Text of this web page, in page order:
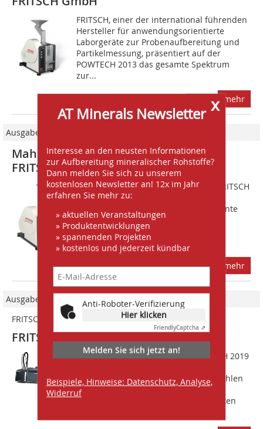
x
AT Minerals Newsletter
Interesse an den neusten Informationen
zur Aufbereitung mineralischer Rohstoffe?
Dann melden Sie sich zu unserem
kostenlosen Newsletter an! 12x im Jahr
erfahren Sie mehr zu:
» aktuellen Veranstaltungen
» Produktentwicklungen
» spannenden Projekten
» kostenlos und jederzeit kündbar
Anti-Roboter-Verifizierung
Hier klicken
FriendlyCaptcha ⇗
Melden Sie sich jetzt an!
Beispiele, Hinweise: Datenschutz, Analyse,
Widerruf
FRITSCH, einer der international führenden
Hersteller für anwendungsorientierte
Laborgeräte zur Probenaufbereitung und
Partikelmessung, präsentiert auf der
POWTECH 2013 das gesamte Spektrum
zur...
mehr
Ausgabe 09/2014
Mahlen und Messen – Neuheiten von
FRITSCH
Auf der POWTECH 2014 präsentiert FRITSCH
die neuen Modelle der Labormühlen
premium line sowie weitere interessante
Neuheiten aus dem Bereich
Partikelmessung. Im Bereich der
Zerkleinerung ist der...
mehr
Ausgabe 04/2019
FRITSCH
FRITSCH
FRITSCH präsentiert auf der POWTECH 2019
Produktpalette aus den Bereichen Mahlen
und Messen, wie z.B. die ANALYSETTE
22 NanoTec. Dank des besonders weiten